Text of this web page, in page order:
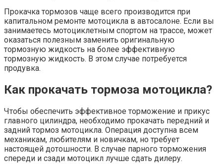
Прокачка тормозов чаще всего производится при
капитальном ремонте мотоцикла в автосалоне. Если вы
занимаетесь мотоциклетным спортом на трассе, может
оказаться полезным заменить оригинальную
тормозную жидкость на более эффективную
тормозную жидкость. В этом случае потребуется
продувка.
Как прокачать тормоза мотоцикла?
Чтобы обеспечить эффективное торможение и прикус
главного цилиндра, необходимо прокачать передний и
задний тормоз мотоцикла. Операция доступна всем
механикам, любителям и новичкам, но требует
настоящей дотошности. В случае парного торможения
спереди и сзади мотоцикл лучше сдать дилеру.